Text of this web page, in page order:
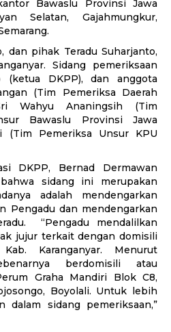
Bawaslu Provinsi Jawa
Selatan, Gajahmungkur,
dan pihak Teradu Suharjanto,
Sidang pemeriksaan
DKPP), dan anggota
(Tim Pemeriksa Daerah
Wahyu Ananingsih (Tim
Bawaslu Provinsi Jawa
(Tim Pemeriksa Unsur KPU
DKPP, Bernad Dermawan
sidang ini merupakan
adalah mendengarkan
Pengadu dan mendengarkan
“Pengadu mendalilkan
jujur terkait dengan domisili
Karanganyar. Menurut
berdomisili atau
Graha Mandiri Blok C8,
Boyolali. Untuk lebih
dalam sidang pemeriksaan,”